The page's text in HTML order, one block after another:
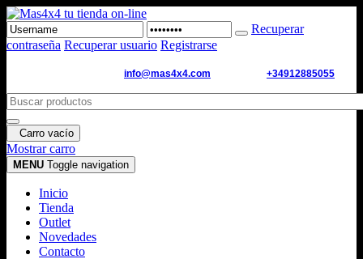
Recuperar
contraseña Recuperar usuario Registrarse
info@mas4x4.com +34912885055
Carro vacío
Mostrar carro
MENU Toggle navigation
Inicio
Tienda
Outlet
Novedades
Contacto